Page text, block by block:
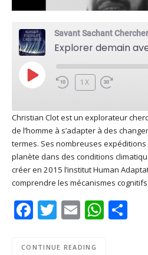
Savant Sachant Chercher
Explorer demain
PLAY
EPISODE
1X
Apple Podcasts
Google Play
Podcast Addict
RSS FEED
SHARE
LINK
EMBED
Christian Clot est un explorateur
de l’homme à s’adapter à des
termes. Ses nombreuses
planète dans des conditions
créer en 2015 l’institut Human
comprendre les mécanismes
Facebook
Twitter
Email
CONTINUE READING